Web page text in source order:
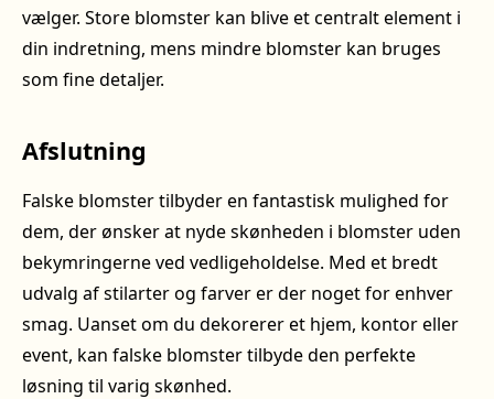
vælger. Store blomster kan blive et centralt element i
din indretning, mens mindre blomster kan bruges
som fine detaljer.
Afslutning
Falske blomster tilbyder en fantastisk mulighed for
dem, der ønsker at nyde skønheden i blomster uden
bekymringerne ved vedligeholdelse. Med et bredt
udvalg af stilarter og farver er der noget for enhver
smag. Uanset om du dekorerer et hjem, kontor eller
event, kan falske blomster tilbyde den perfekte
løsning til varig skønhed.